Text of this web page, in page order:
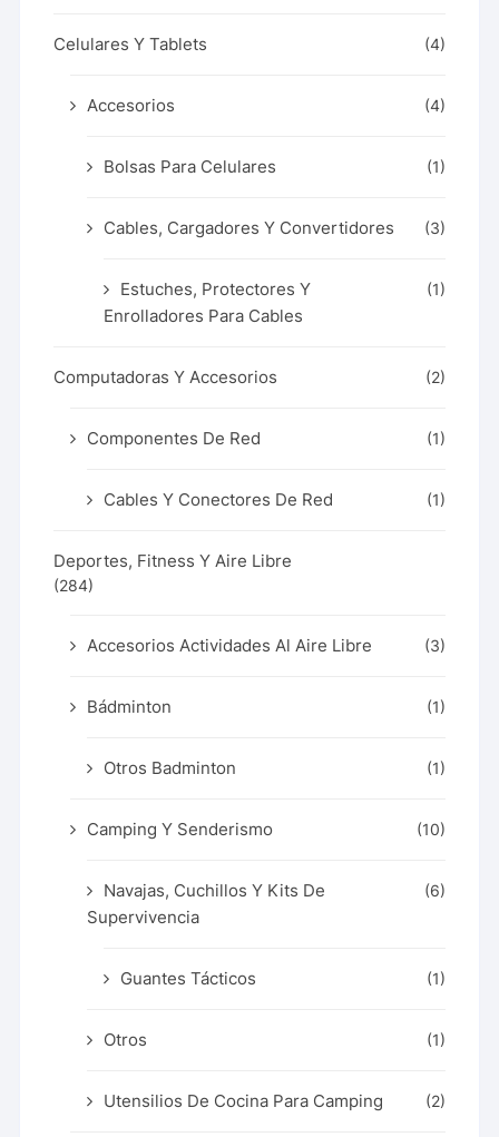
Celulares Y Tablets (4)
Accesorios (4)
Bolsas Para Celulares (1)
Cables, Cargadores Y Convertidores (3)
Estuches, Protectores Y
Enrolladores Para Cables
(1)
Computadoras Y Accesorios (2)
Componentes De Red (1)
Cables Y Conectores De Red (1)
Deportes, Fitness Y Aire Libre
(284)
Accesorios Actividades Al Aire Libre (3)
Bádminton (1)
Otros Badminton (1)
Camping Y Senderismo (10)
Navajas, Cuchillos Y Kits De
Supervivencia
(6)
Guantes Tácticos (1)
Otros (1)
Utensilios De Cocina Para Camping (2)